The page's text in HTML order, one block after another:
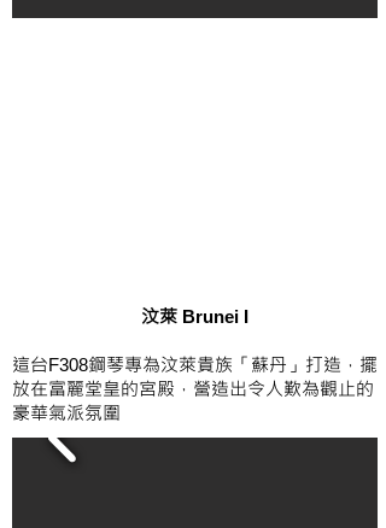
​汶萊 Brunei I
這台F308鋼琴專為汶萊貴族「蘇丹」打造，擺
放在富麗堂皇的宮殿，營造出令人歎為觀止的
豪華氣派氛圍